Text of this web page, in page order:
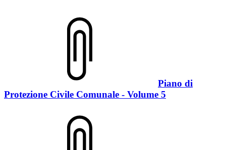
Piano di
Protezione Civile Comunale - Volume 5